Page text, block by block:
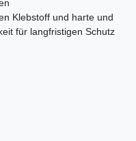
Klebstoff und harte und
für langfristigen Schutz